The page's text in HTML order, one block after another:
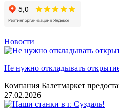
Новости
Не нужно откладывать
Компания Балетмаркет
27.02.2026